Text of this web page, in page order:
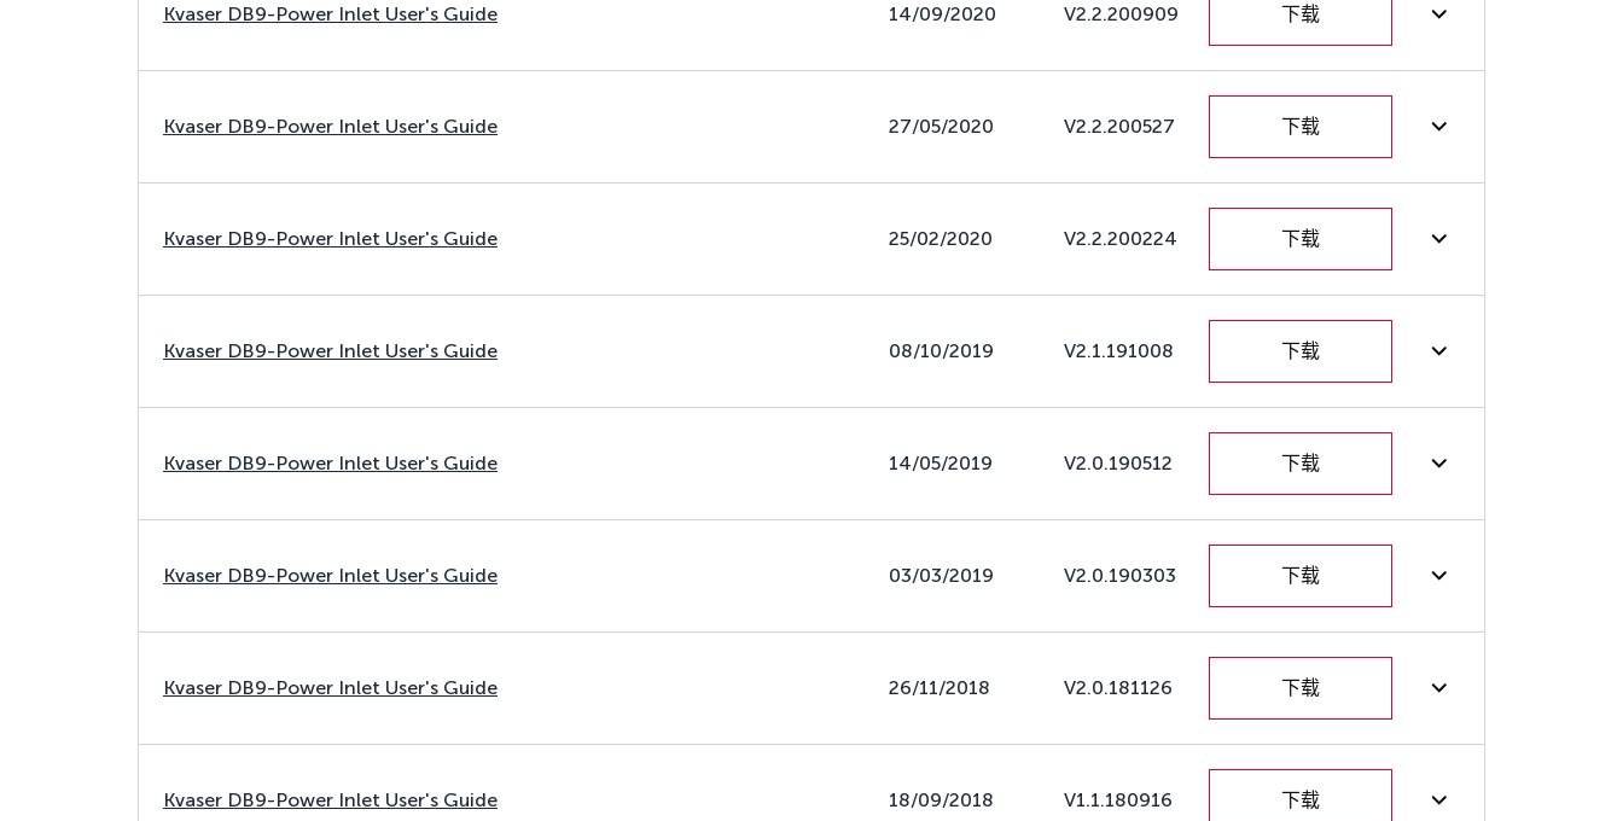
Kvaser DB9-Power Inlet User's Guide 14/09/2020 V2.2.200909 下载
Kvaser DB9-Power Inlet User's Guide 27/05/2020 V2.2.200527 下载
Kvaser DB9-Power Inlet User's Guide 25/02/2020 V2.2.200224 下载
Kvaser DB9-Power Inlet User's Guide 08/10/2019 V2.1.191008 下载
Kvaser DB9-Power Inlet User's Guide 14/05/2019 V2.0.190512 下载
Kvaser DB9-Power Inlet User's Guide 03/03/2019 V2.0.190303 下载
Kvaser DB9-Power Inlet User's Guide 26/11/2018 V2.0.181126 下载
Kvaser DB9-Power Inlet User's Guide 18/09/2018 V1.1.180916 下载